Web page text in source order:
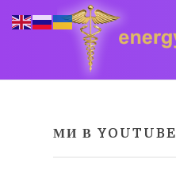
Energyhealing
Анастасія медіум,контактер,щоденник медіума,Майстер,цілительство,карма терапія,консультація онлайн,астрологія
МИ В YOUTUBE